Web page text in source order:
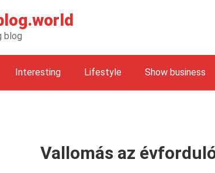
blog
Interesting Lifestyle Show business
Vallomás az